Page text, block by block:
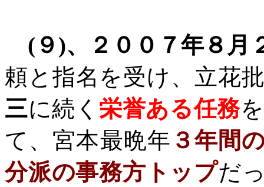
( ９ )、２００７年８月
頼と指名を受け、立花
三に続く 栄誉ある任務
て、宮本最晩年 ３年間
分派の事務方トップだ